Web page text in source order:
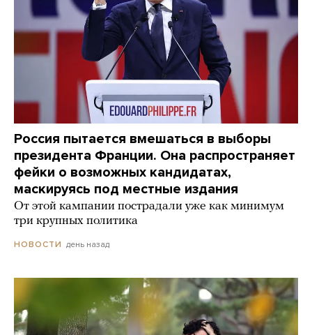
Россия пытается вмешаться в выборы
президента Франции. Она распространяет
фейки о возможных кандидатах,
маскируясь под местные издания
От этой кампании пострадали уже как минимум
три крупных политика
НОВОСТИ день назад